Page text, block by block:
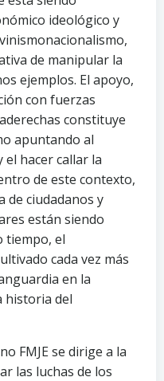
ideológico y
de manipular la
ejemplos. El apoyo,
con fuerzas
constituye
apuntando al
hacer callar la
de este contexto,
de ciudadanos y
están siendo
tiempo, el
cada vez más
en la
historia del
FMJE se dirige a la
las luchas de los